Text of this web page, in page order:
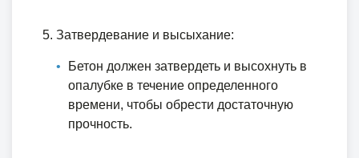
Затвердевание и высыхание:
Бетон должен затвердеть и высохнуть в
опалубке в течение определенного
времени, чтобы обрести достаточную
прочность.